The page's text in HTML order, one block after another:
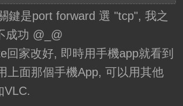
鍵是port forward 選 "tcp", 我之
成功 @_@
回家改好, 即時用手機app就看到
上面那個手機App, 可以用其他
VLC.